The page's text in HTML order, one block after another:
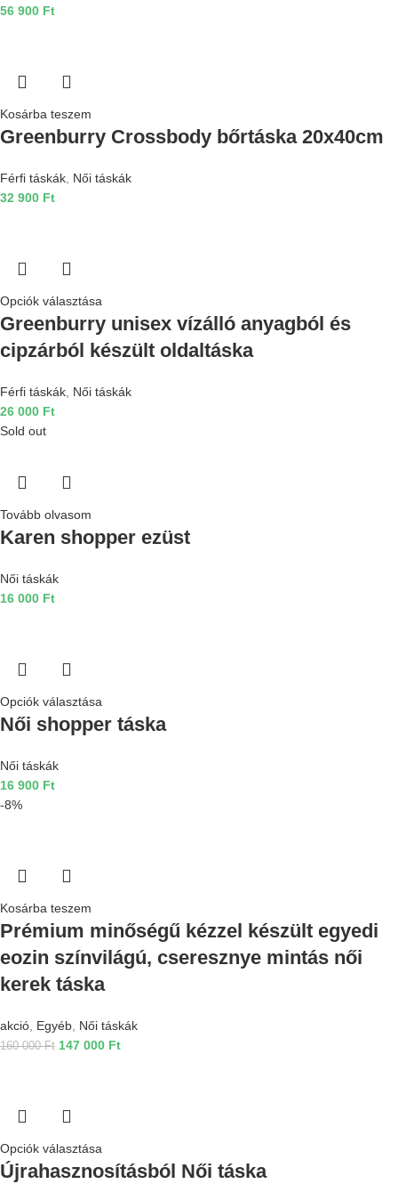
56 900 Ft
Kosárba teszem
Greenburry Crossbody bőrtáska 20x40cm
Férfi táskák, Női táskák
32 900 Ft
Opciók választása
Greenburry unisex vízálló anyagból és
cipzárból készült oldaltáska
Férfi táskák, Női táskák
26 000 Ft
Sold out
Tovább olvasom
Karen shopper ezüst
Női táskák
16 000 Ft
Opciók választása
Női shopper táska
Női táskák
16 900 Ft
-8%
Kosárba teszem
Prémium minőségű kézzel készült egyedi
eozin színvilágú, cseresznye mintás női
kerek táska
akció, Egyéb, Női táskák
160 000Ft 147 000 Ft
Opciók választása
Újrahasznosításból Női táska